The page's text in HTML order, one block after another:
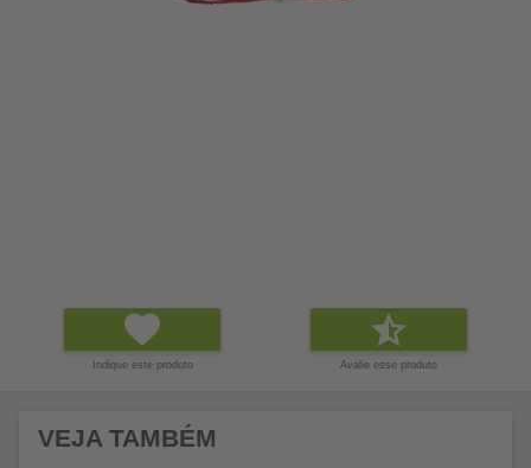
Indique este produto Avalie esse produto
VEJA TAMBÉM